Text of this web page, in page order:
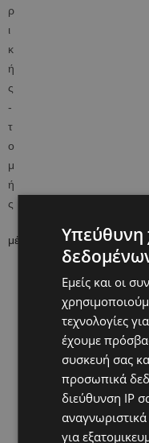
μέσα από 31 χώρες σε
Υπεύθυνη
Εμείς και οι
τεχνολογίες
έχουμε
συσκευή σας
προσωπικά
διεύθυνση IP
για